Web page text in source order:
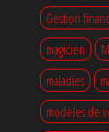
Gestion
magicien
maladies
modèles de